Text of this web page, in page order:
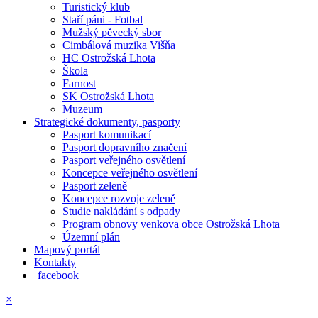
Turistický klub
Staří páni - Fotbal
Mužský pěvecký sbor
Cimbálová muzika Višňa
HC Ostrožská Lhota
Škola
Farnost
SK Ostrožská Lhota
Muzeum
Strategické dokumenty, pasporty
Pasport komunikací
Pasport dopravního značení
Pasport veřejného osvětlení
Koncepce veřejného osvětlení
Pasport zeleně
Koncepce rozvoje zeleně
Studie nakládání s odpady
Program obnovy venkova obce Ostrožská Lhota
Územní plán
Mapový portál
Kontakty
facebook
×